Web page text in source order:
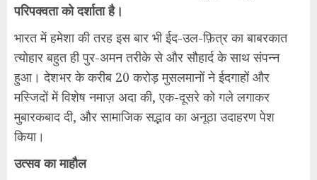
परिपक्वता को दर्शाता है।
भारत में हमेशा की तरह इस बार भी ईद-उल-फ़ित्र का बाबरकात
त्योहार बहुत ही पुर-अमन तरीके से और सौहार्द के साथ संपन्न
हुआ। देशभर के करीब 20 करोड़ मुसलमानों ने ईदगाहों और
मस्जिदों में विशेष नमाज़ अदा की, एक-दूसरे को गले लगाकर
मुबारकबाद दी, और सामाजिक सद्भाव का अनूठा उदाहरण पेश
किया।
उत्सव का माहौल